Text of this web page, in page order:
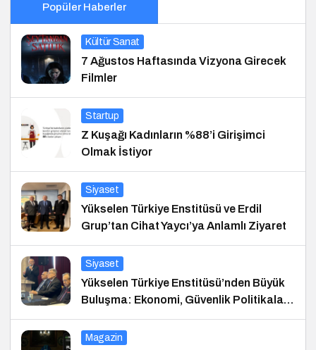
Popüler Haberler
Kültür Sanat
7 Ağustos Haftasında Vizyona Girecek
Filmler
Startup
Z Kuşağı Kadınların %88’i Girişimci
Olmak İstiyor
Siyaset
Yükselen Türkiye Enstitüsü ve Erdil
Grup’tan Cihat Yaycı’ya Anlamlı Ziyaret
Siyaset
Yükselen Türkiye Enstitüsü’nden Büyük
Buluşma: Ekonomi, Güvenlik Politikaları
ve Hukuk Konferansı
Magazin